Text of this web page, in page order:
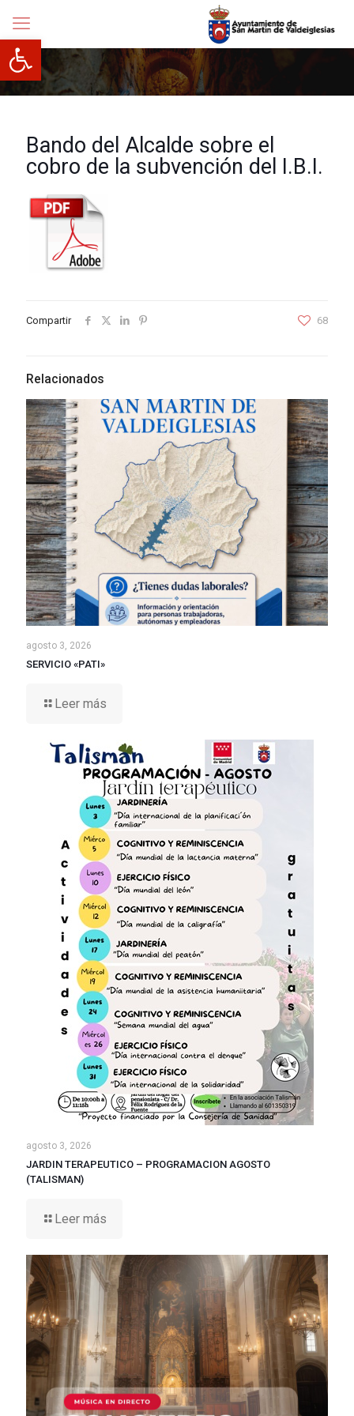
Abrir barra de herramientas
Bando del Alcalde sobre el
cobro de la subvención del I.B.I.
Compartir 68
Relacionados
agosto 3, 2026
SERVICIO «PATI»
Leer más
agosto 3, 2026
JARDIN TERAPEUTICO – PROGRAMACION AGOSTO
(TALISMAN)
Leer más